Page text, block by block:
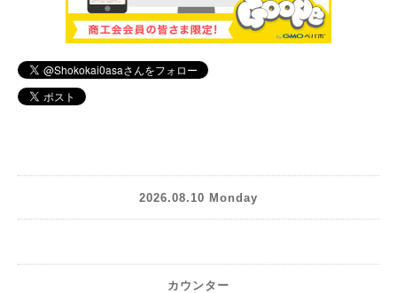
2026.08.10 Monday
カウンター